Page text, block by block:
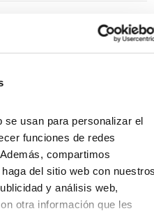
usan para personalizar el
funciones de redes
compartimos
del sitio web con
y análisis web,
otra información que les
LIKE...